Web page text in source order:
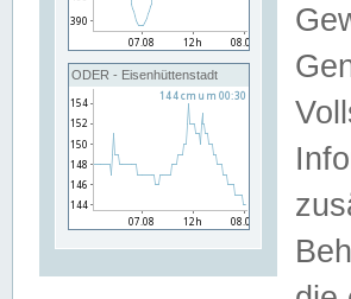
ODER - Eisenhüttenstadt